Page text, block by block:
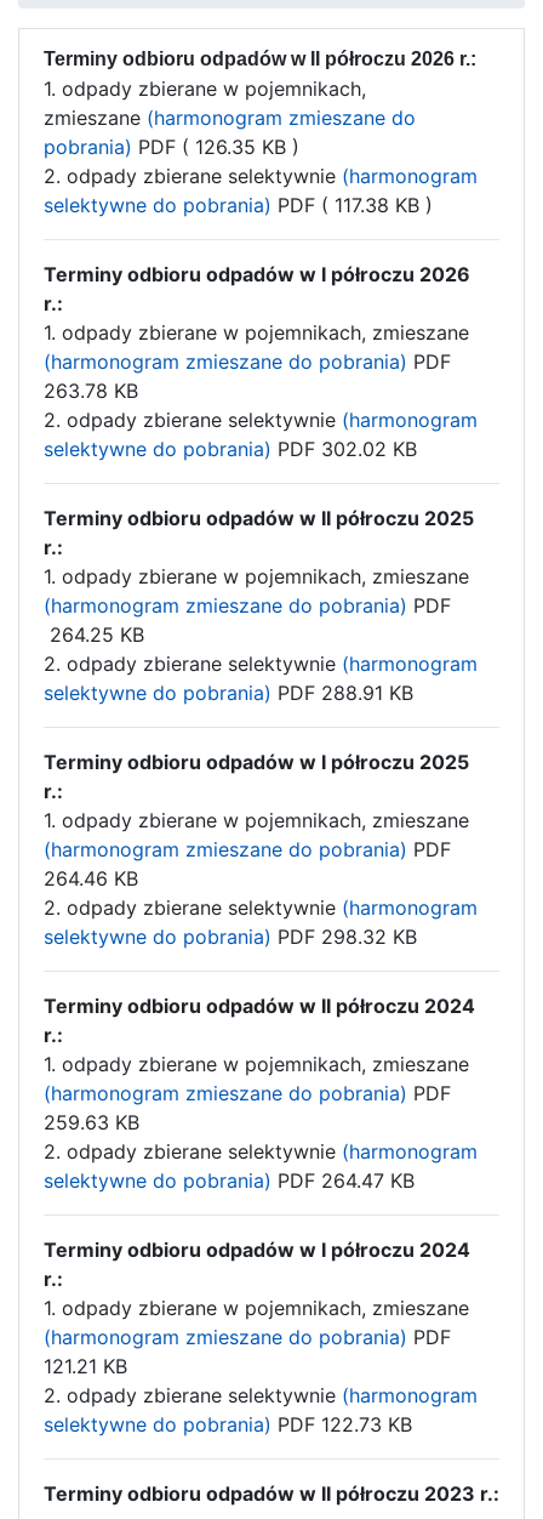
Terminy odbioru odpadów w II półroczu 2026 r.:
1. odpady zbierane w pojemnikach,
zmieszane (harmonogram zmieszane do
pobrania) PDF ( 126.35 KB )
2. odpady zbierane selektywnie (harmonogram
selektywne do pobrania) PDF ( 117.38 KB )
Terminy odbioru odpadów w I półroczu 2026
r.:
1. odpady zbierane w pojemnikach, zmieszane
(harmonogram zmieszane do pobrania) PDF
263.78 KB
2. odpady zbierane selektywnie (harmonogram
selektywne do pobrania) PDF 302.02 KB
Terminy odbioru odpadów w II półroczu 2025
r.:
1. odpady zbierane w pojemnikach, zmieszane
(harmonogram zmieszane do pobrania) PDF
264.25 KB
2. odpady zbierane selektywnie (harmonogram
selektywne do pobrania) PDF 288.91 KB
Terminy odbioru odpadów w I półroczu 2025
r.:
1. odpady zbierane w pojemnikach, zmieszane
(harmonogram zmieszane do pobrania) PDF
264.46 KB
2. odpady zbierane selektywnie (harmonogram
selektywne do pobrania) PDF 298.32 KB
Terminy odbioru odpadów w II półroczu 2024
r.:
1. odpady zbierane w pojemnikach, zmieszane
(harmonogram zmieszane do pobrania) PDF
259.63 KB
2. odpady zbierane selektywnie (harmonogram
selektywne do pobrania) PDF 264.47 KB
Terminy odbioru odpadów w I półroczu 2024
r.:
1. odpady zbierane w pojemnikach, zmieszane
(harmonogram zmieszane do pobrania) PDF
121.21 KB
2. odpady zbierane selektywnie (harmonogram
selektywne do pobrania) PDF 122.73 KB
Terminy odbioru odpadów w II półroczu 2023 r.: